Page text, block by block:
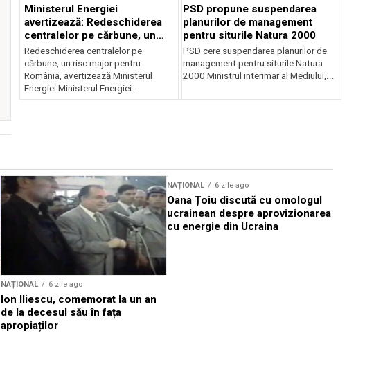
Ministerul Energiei
avertizează: Redeschiderea
centralelor pe cărbune, un
risc major pentru România
Redeschiderea centralelor pe
cărbune, un risc major pentru
România, avertizează Ministerul
Energiei Ministerul Energiei...
PSD propune suspendarea
planurilor de management
pentru siturile Natura 2000
PSD cere suspendarea planurilor de
management pentru siturile Natura
2000 Ministrul interimar al Mediului,...
NAȚIONAL 6 zile ago
Ion Iliescu, comemorat la un an
de la decesul său în fața
apropiaților
NAȚIONAL 6 zile ago
Oana Țoiu discută cu omologul
ucrainean despre aprovizionarea
cu energie din Ucraina